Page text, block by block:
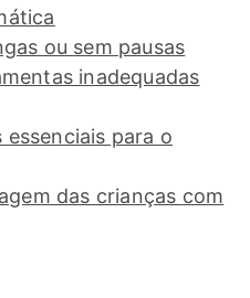
ou sem pausas
inadequadas
para o
das crianças com